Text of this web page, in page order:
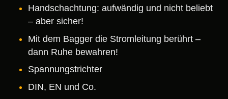
Handschachtung: aufwändig und nicht beliebt
– aber sicher!
Mit dem Bagger die Stromleitung berührt –
dann Ruhe bewahren!
Spannungstrichter
DIN, EN und Co.